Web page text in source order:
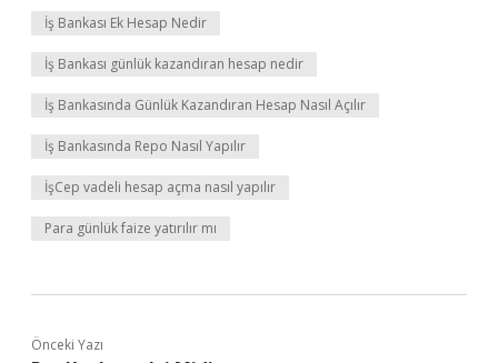
İş Bankası Ek Hesap Nedir
İş Bankası günlük kazandıran hesap nedir
İş Bankasında Günlük Kazandıran Hesap Nasıl Açılır
İş Bankasında Repo Nasıl Yapılır
İşCep vadeli hesap açma nasıl yapılır
Para günlük faize yatırılır mı
Önceki Yazı